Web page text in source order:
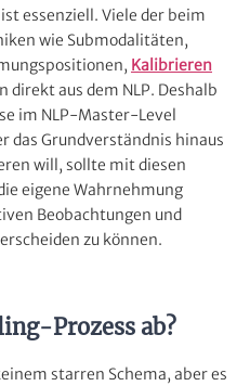
essenziell. Viele der beim
wie Submodalitäten,
Kalibrieren
aus dem NLP. Deshalb
im NLP-Master-Level
das Grundverständnis hinaus
will, sollte mit diesen
eigene Wahrnehmung
Beobachtungen und
zu können.
Prozess ab?
starren Schema, aber es